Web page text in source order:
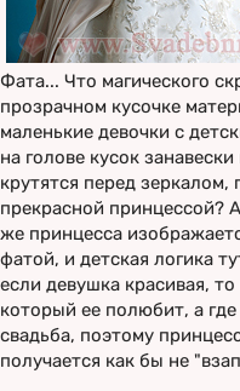
Фата... Что магического
прозрачном кусочке
маленькие девочки с
на голове кусок
крутятся перед зеркалом,
прекрасной принцессой?
же принцесса
фатой, и детская логика
если девушка красивая,
который ее полюбит, а
свадьба, поэтому
получается как бы не